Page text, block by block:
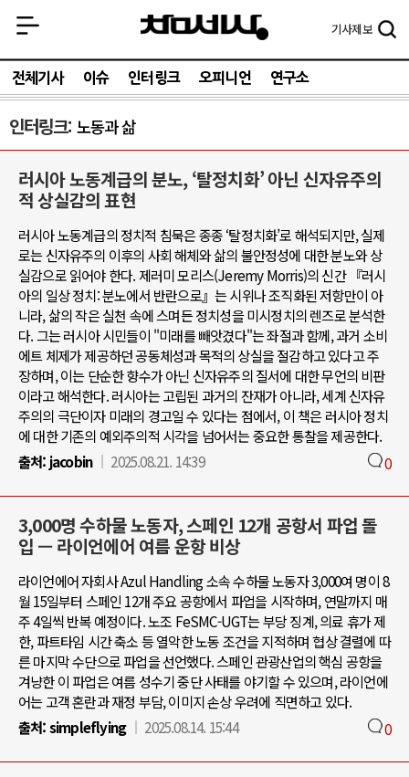
기사제보
전체기사 이슈 인터링크 오피니언 연구소
인터링크 노동과 삶
러시아 노동계급의 분노, ‘탈정치화’ 아닌 신자유주의
적 상실감의 표현
러시아 노동계급의 정치적 침묵은 종종 ‘탈정치화’로 해석되지만, 실제
로는 신자유주의 이후의 사회 해체와 삶의 불안정성에 대한 분노와 상
실감으로 읽어야 한다. 제러미 모리스(Jeremy Morris)의 신간 『러시
아의 일상 정치: 분노에서 반란으로』는 시위나 조직화된 저항만이 아
니라, 삶의 작은 실천 속에 스며든 정치성을 미시정치의 렌즈로 분석한
다. 그는 러시아 시민들이 "미래를 빼앗겼다"는 좌절과 함께, 과거 소비
에트 체제가 제공하던 공동체성과 목적의 상실을 절감하고 있다고 주
장하며, 이는 단순한 향수가 아닌 신자유주의 질서에 대한 무언의 비판
이라고 해석한다. 러시아는 고립된 과거의 잔재가 아니라, 세계 신자유
주의의 극단이자 미래의 경고일 수 있다는 점에서, 이 책은 러시아 정치
에 대한 기존의 예외주의적 시각을 넘어서는 중요한 통찰을 제공한다.
출처: jacobin 2025.08.21. 14:39 0
3,000명 수하물 노동자, 스페인 12개 공항서 파업 돌
입 — 라이언에어 여름 운항 비상
라이언에어 자회사 Azul Handling 소속 수하물 노동자 3,000여 명이 8
월 15일부터 스페인 12개 주요 공항에서 파업을 시작하며, 연말까지 매
주 4일씩 반복 예정이다. 노조 FeSMC-UGT는 부당 징계, 의료 휴가 제
한, 파트타임 시간 축소 등 열악한 노동 조건을 지적하며 협상 결렬에 따
른 마지막 수단으로 파업을 선언했다. 스페인 관광산업의 핵심 공항을
겨냥한 이 파업은 여름 성수기 중단 사태를 야기할 수 있으며, 라이언에
어는 고객 혼란과 재정 부담, 이미지 손상 우려에 직면하고 있다.
출처:simpleflying 2025.08.14. 15:44 0